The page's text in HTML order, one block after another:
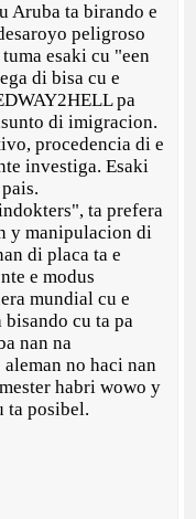
Aruba ta birando e
peligroso
esaki cu "een
di bisa cu e
pa
di imigracion.
procedencia di e
investiga. Esaki
ta prefera
y manipulacion di
di placa ta e
e modus
mundial cu e
cu ta pa
nan na
no haci nan
habri wowo y
ta posibel.